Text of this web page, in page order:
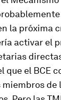
la próxima
activar el
que el BCE
de